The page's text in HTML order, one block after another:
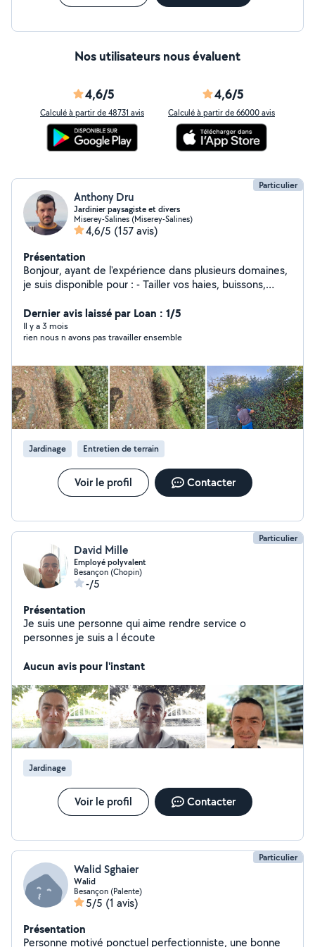
Nos utilisateurs nous évaluent
4,6/5
Calculé à partir de 48731 avis
4,6/5
Calculé à partir de 66000 avis
Particulier
Anthony Dru
Jardinier paysagiste et divers
Miserey-Salines (Miserey-Salines)
4,6/5 (157 avis)
Présentation
Bonjour, ayant de l'expérience dans plusieurs domaines,
je suis disponible pour : - Tailler vos haies, buissons,
Désherber vos terrasses et allées - Évacuer vos déchets
et encombrants - Passer karcher / motoculteur - Rentrer
et / ou couper votre bois - Pose clôture rigide - Monter
pas à me demander si vous souhaitez autre chose qui
n'est pas dans la liste. Bien cordialement
Dernier avis laissé par Loan : 1/5
Il y a 3 mois
rien nous n avons pas travailler ensemble
Jardinage Entretien de terrain
Voir le profil Contacter
Particulier
David Mille
Employé polyvalent
Besançon (Chopin)
-/5
Présentation
Je suis une personne qui aime rendre service o
personnes je suis a l écoute
Aucun avis pour l'instant
Jardinage
Voir le profil Contacter
Particulier
Walid Sghaier
Walid
Besançon (Palente)
5/5 (1 avis)
Présentation
Personne motivé ponctuel perfectionniste, une bonne